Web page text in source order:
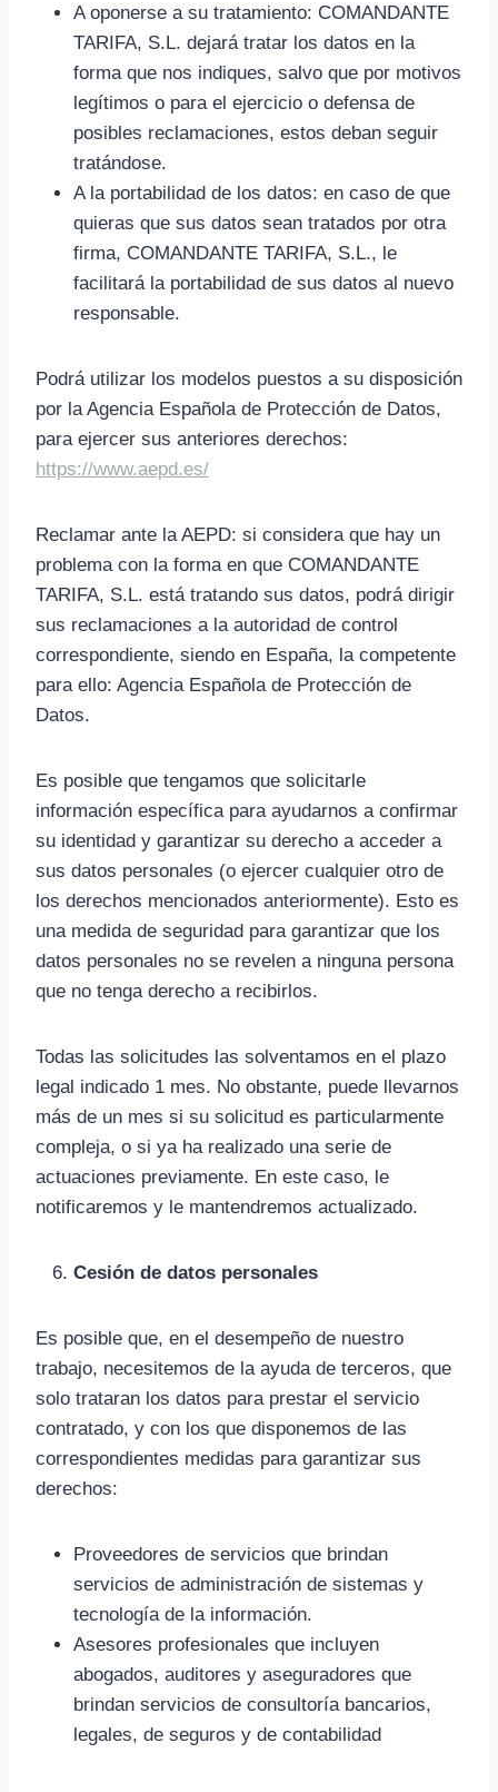
A oponerse a su tratamiento: COMANDANTE
TARIFA, S.L. dejará tratar los datos en la
forma que nos indiques, salvo que por motivos
legítimos o para el ejercicio o defensa de
posibles reclamaciones, estos deban seguir
tratándose.
A la portabilidad de los datos: en caso de que
quieras que sus datos sean tratados por otra
firma, COMANDANTE TARIFA, S.L., le
facilitará la portabilidad de sus datos al nuevo
responsable.
Podrá utilizar los modelos puestos a su disposición
por la Agencia Española de Protección de Datos,
para ejercer sus anteriores derechos:
https://www.aepd.es/
Reclamar ante la AEPD: si considera que hay un
problema con la forma en que COMANDANTE
TARIFA, S.L. está tratando sus datos, podrá dirigir
sus reclamaciones a la autoridad de control
correspondiente, siendo en España, la competente
para ello: Agencia Española de Protección de
Datos.
Es posible que tengamos que solicitarle
información específica para ayudarnos a confirmar
su identidad y garantizar su derecho a acceder a
sus datos personales (o ejercer cualquier otro de
los derechos mencionados anteriormente). Esto es
una medida de seguridad para garantizar que los
datos personales no se revelen a ninguna persona
que no tenga derecho a recibirlos.
Todas las solicitudes las solventamos en el plazo
legal indicado 1 mes. No obstante, puede llevarnos
más de un mes si su solicitud es particularmente
compleja, o si ya ha realizado una serie de
actuaciones previamente. En este caso, le
notificaremos y le mantendremos actualizado.
Cesión de datos personales
Es posible que, en el desempeño de nuestro
trabajo, necesitemos de la ayuda de terceros, que
solo trataran los datos para prestar el servicio
contratado, y con los que disponemos de las
correspondientes medidas para garantizar sus
derechos:
Proveedores de servicios que brindan
servicios de administración de sistemas y
tecnología de la información.
Asesores profesionales que incluyen
abogados, auditores y aseguradores que
brindan servicios de consultoría bancarios,
legales, de seguros y de contabilidad